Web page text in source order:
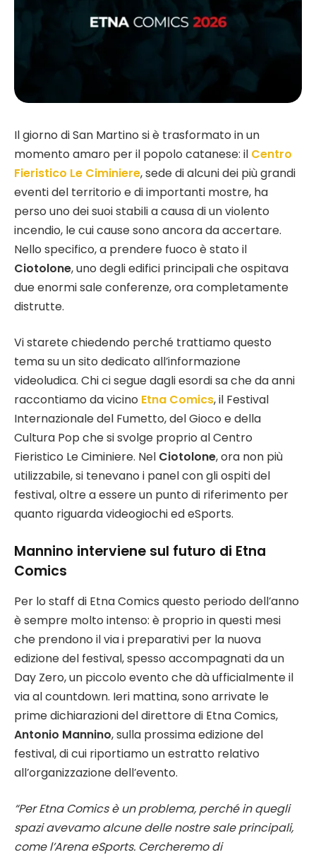
Il giorno di San Martino si è trasformato in un
momento amaro per il popolo catanese: il Centro
Fieristico Le Ciminiere, sede di alcuni dei più grandi
eventi del territorio e di importanti mostre, ha
perso uno dei suoi stabili a causa di un violento
incendio, le cui cause sono ancora da accertare.
Nello specifico, a prendere fuoco è stato il
Ciotolone, uno degli edifici principali che ospitava
due enormi sale conferenze, ora completamente
distrutte.
Vi starete chiedendo perché trattiamo questo
tema su un sito dedicato all’informazione
videoludica. Chi ci segue dagli esordi sa che da anni
raccontiamo da vicino Etna Comics, il Festival
Internazionale del Fumetto, del Gioco e della
Cultura Pop che si svolge proprio al Centro
Fieristico Le Ciminiere. Nel Ciotolone, ora non più
utilizzabile, si tenevano i panel con gli ospiti del
festival, oltre a essere un punto di riferimento per
quanto riguarda videogiochi ed eSports.
Mannino interviene sul futuro di Etna
Comics
Per lo staff di Etna Comics questo periodo dell’anno
è sempre molto intenso: è proprio in questi mesi
che prendono il via i preparativi per la nuova
edizione del festival, spesso accompagnati da un
Day Zero, un piccolo evento che dà ufficialmente il
via al countdown. Ieri mattina, sono arrivate le
prime dichiarazioni del direttore di Etna Comics,
Antonio Mannino, sulla prossima edizione del
festival, di cui riportiamo un estratto relativo
all’organizzazione dell’evento.
“Per Etna Comics è un problema, perché in quegli
spazi avevamo alcune delle nostre sale principali,
come l’Arena eSports. Cercheremo di